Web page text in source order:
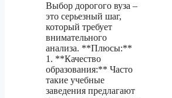
Выбор дорогого вуза –
это серьезный шаг,
который требует
внимательного
анализа. **Плюсы:**
1. **Качество
образования:** Часто
такие учебные
заведения предлагают